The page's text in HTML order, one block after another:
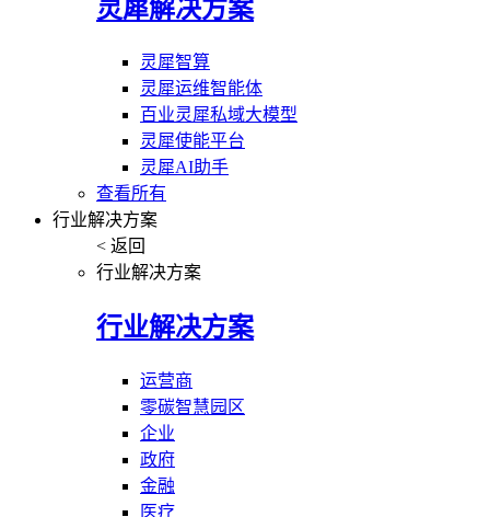
灵犀解决方案
灵犀智算
灵犀运维智能体
百业灵犀私域大模型
灵犀使能平台
灵犀AI助手
查看所有
行业解决方案
< 返回
行业解决方案
行业解决方案
运营商
零碳智慧园区
企业
政府
金融
医疗